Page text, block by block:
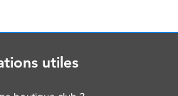
utiles